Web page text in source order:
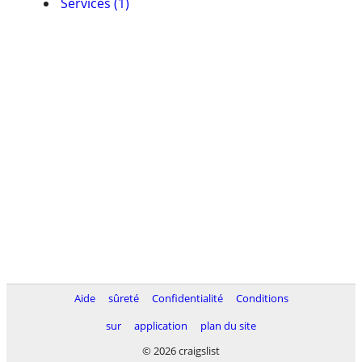
Aide sûreté Confidentialité
Conditions
sur
application
plan du site
© 2026 craigslist